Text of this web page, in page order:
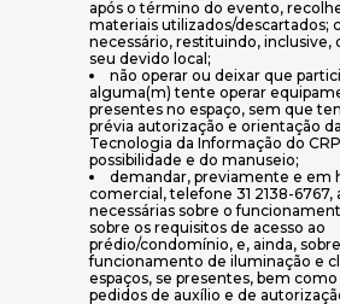
após o término do evento,
materiais utilizados/descartados;
necessário, restituindo, inclusive,
seu devido local;
não operar ou deixar que
alguma(m) tente operar
presentes no espaço, sem que
prévia autorização e orientação
Tecnologia da Informação do
possibilidade e do manuseio;
demandar, previamente e em
comercial, telefone 31 2138-6767,
necessárias sobre o
sobre os requisitos de acesso ao
prédio/condomínio, e, ainda,
funcionamento de iluminação e
espaços, se presentes, bem
pedidos de auxílio e de